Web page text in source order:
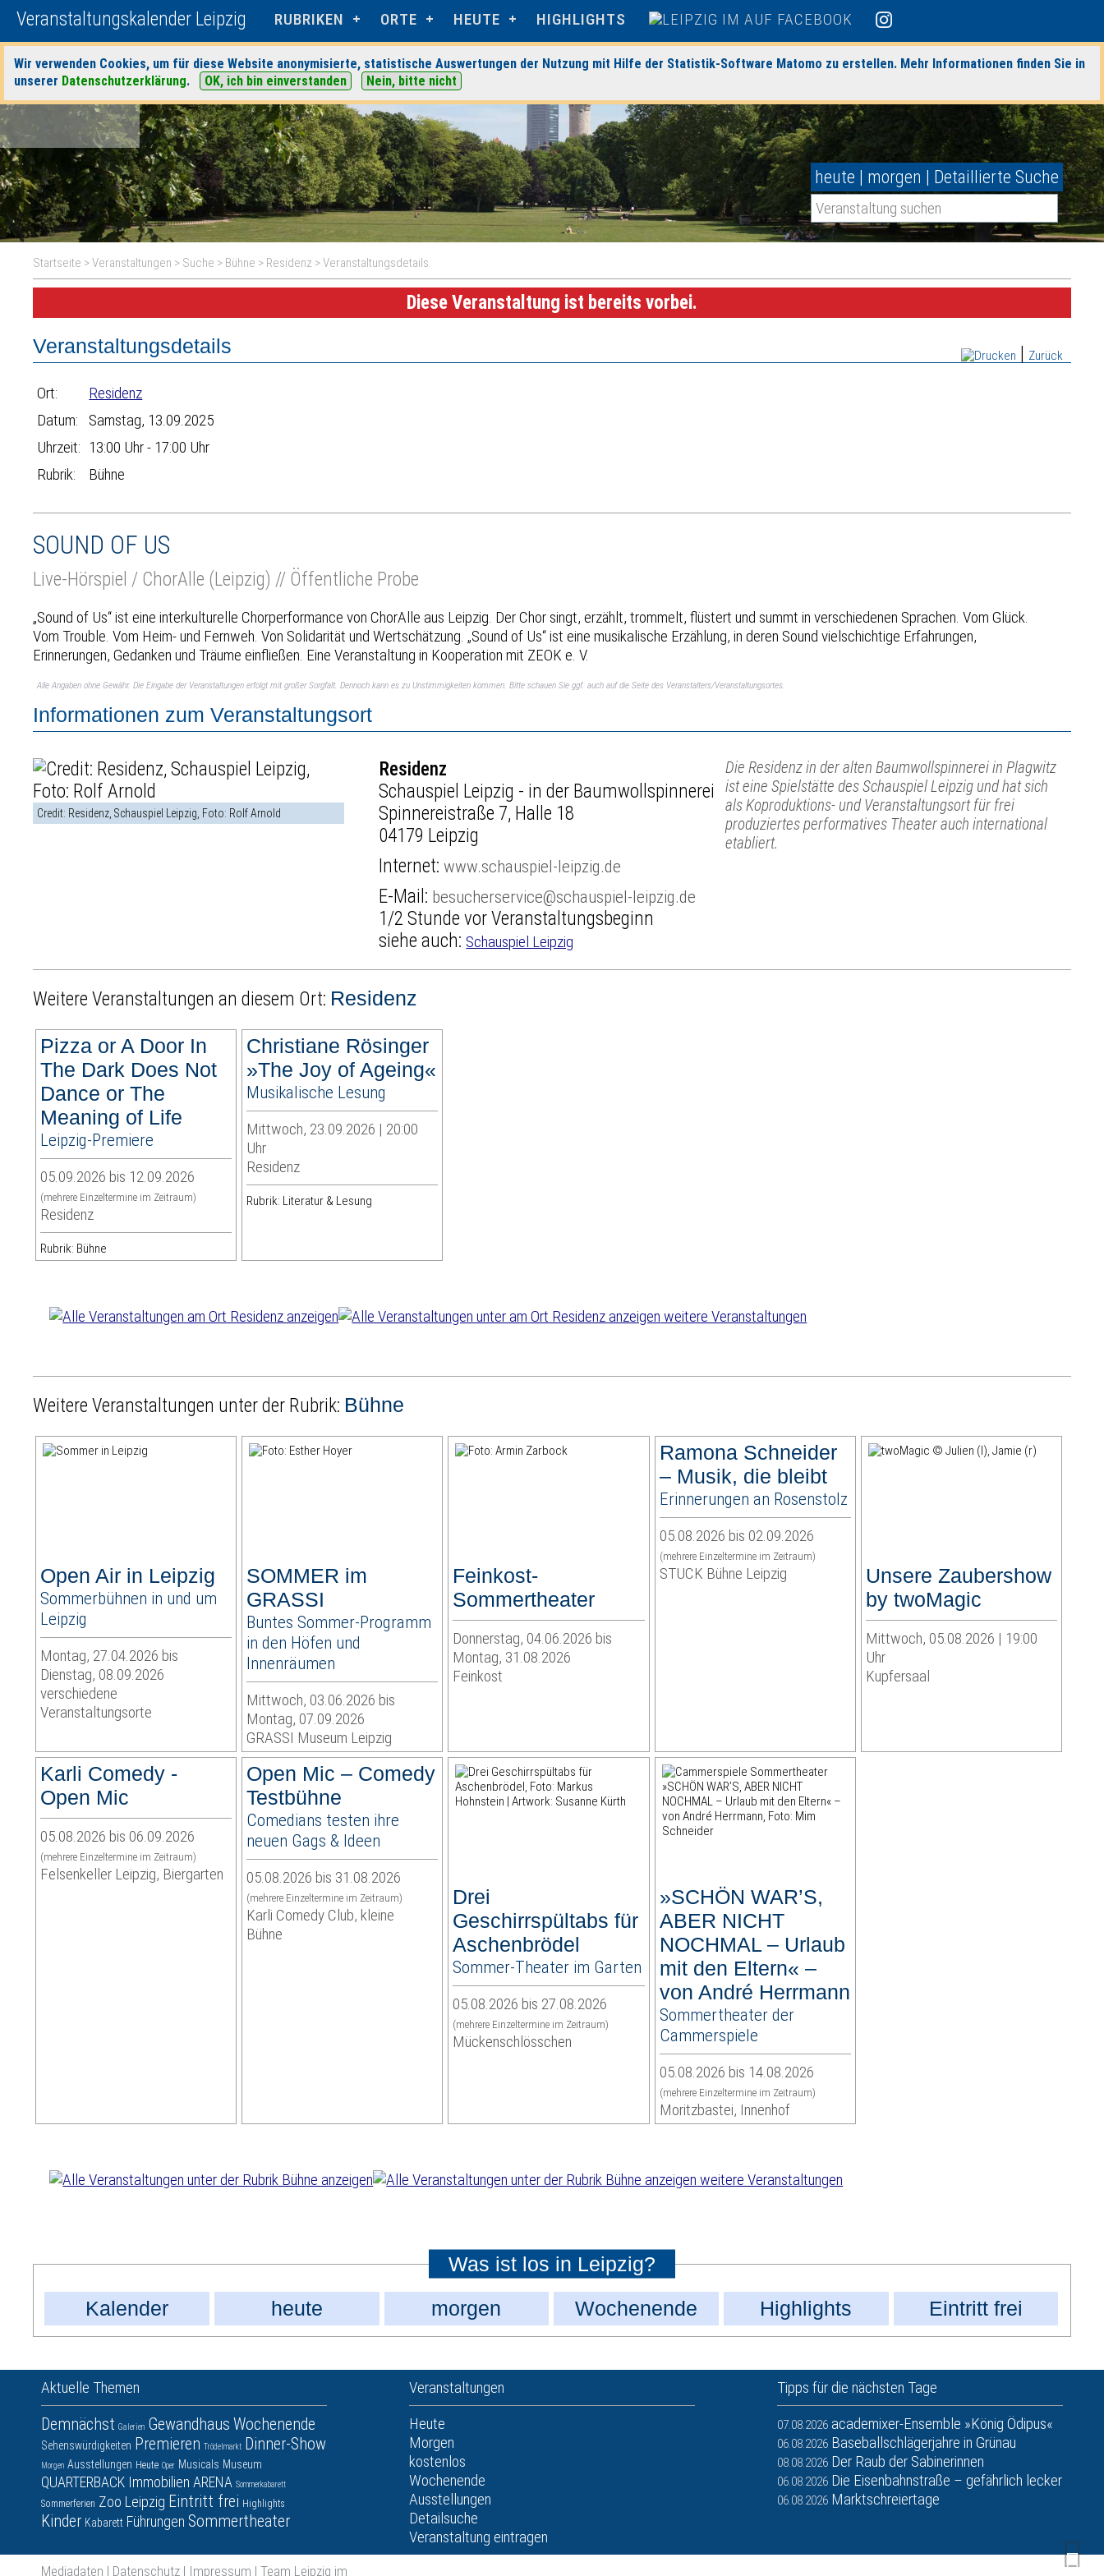
Veranstaltungskalender Leipzig RUBRIKEN ORTE HEUTE HIGHLIGHTS
Wir verwenden Cookies, um für diese Website anonymisierte, statistische Auswertungen der Nutzung mit Hilfe der Statistik-Software Matomo zu erstellen. Mehr Informationen finden Sie in
unserer Datenschutzerklärung. OK, ich bin einverstanden Nein, bitte nicht
heute | morgen | Detaillierte Suche
Startseite >Veranstaltungen > Suche > Bühne > Residenz > Veranstaltungsdetails
Diese Veranstaltung ist bereits vorbei.
Zurück
Veranstaltungsdetails
Ort:
Residenz
Datum:
Samstag, 13.09.2025
Uhrzeit: 13:00 Uhr - 17:00 Uhr
Rubrik:
Bühne
SOUND OF US
Live-Hörspiel / ChorAlle (Leipzig) // Öffentliche Probe
„Sound of Us“ ist eine interkulturelle Chorperformance von ChorAlle aus Leipzig. Der Chor singt, erzählt, trommelt, flüstert und summt in verschiedenen Sprachen. Vom Glück.
Vom Trouble. Vom Heim- und Fernweh. Von Solidarität und Wertschätzung. „Sound of Us“ ist eine musikalische Erzählung, in deren Sound vielschichtige Erfahrungen,
Erinnerungen, Gedanken und Träume einfließen. Eine Veranstaltung in Kooperation mit ZEOK e. V.
Alle Angaben ohne Gewähr. Die Eingabe der Veranstaltungen erfolgt mit großer Sorgfalt. Dennoch kann es zu Unstimmigkeiten kommen. Bitte schauen Sie ggf. auch auf die Seite des Veranstalters/Veranstaltungsortes.
Informationen zum Veranstaltungsort
Credit: Residenz, Schauspiel Leipzig, Foto: Rolf Arnold
Residenz
Schauspiel Leipzig - in der Baumwollspinnerei
Spinnereistraße 7, Halle 18
04179 Leipzig
Internet:www.schauspiel-leipzig.de
E-Mail: besucherservice@schauspiel-leipzig.de
1/2 Stunde vor Veranstaltungsbeginn
siehe auch: Schauspiel Leipzig
Die Residenz in der alten Baumwollspinnerei in Plagwitz
ist eine Spielstätte des Schauspiel Leipzig und hat sich
als Koproduktions- und Veranstaltungsort für frei
produziertes performatives Theater auch international
etabliert.
Weitere Veranstaltungen an diesem Ort: Residenz
Pizza or A Door In
The Dark Does Not
Dance or The
Meaning of Life
Leipzig-Premiere
05.09.2026 bis 12.09.2026
(mehrere Einzeltermine im Zeitraum)
Residenz
Rubrik: Bühne
Christiane Rösinger
»The Joy of Ageing«
Musikalische Lesung
Mittwoch, 23.09.2026 | 20:00
Uhr
Residenz
Rubrik: Literatur & Lesung
weitere Veranstaltungen
Weitere Veranstaltungen unter der Rubrik: Bühne
Open Air in Leipzig
Sommerbühnen in und um
Leipzig
Montag, 27.04.2026 bis
Dienstag, 08.09.2026
verschiedene
Veranstaltungsorte
SOMMER im
GRASSI
Buntes Sommer-Programm
in den Höfen und
Innenräumen
Mittwoch, 03.06.2026 bis
Montag, 07.09.2026
GRASSI Museum Leipzig
Feinkost-
Sommertheater
Donnerstag, 04.06.2026 bis
Montag, 31.08.2026
Feinkost
Ramona Schneider
– Musik, die bleibt
Erinnerungen an Rosenstolz
05.08.2026 bis 02.09.2026
(mehrere Einzeltermine im Zeitraum)
STUCK Bühne Leipzig
Unsere Zaubershow
by twoMagic
Mittwoch, 05.08.2026 | 19:00
Uhr
Kupfersaal
Karli Comedy -
Open Mic
05.08.2026 bis 06.09.2026
(mehrere Einzeltermine im Zeitraum)
Felsenkeller Leipzig, Biergarten
Open Mic – Comedy
Testbühne
Comedians testen ihre
neuen Gags & Ideen
05.08.2026 bis 31.08.2026
(mehrere Einzeltermine im Zeitraum)
Karli Comedy Club, kleine
Bühne
Drei
Geschirrspültabs für
Aschenbrödel
Sommer-Theater im Garten
05.08.2026 bis 27.08.2026
(mehrere Einzeltermine im Zeitraum)
Mückenschlösschen
»SCHÖN WAR’S,
ABER NICHT
NOCHMAL – Urlaub
mit den Eltern« –
von André Herrmann
Sommertheater der
Cammerspiele
05.08.2026 bis 14.08.2026
(mehrere Einzeltermine im Zeitraum)
Moritzbastei, Innenhof
weitere Veranstaltungen
Was ist los in Leipzig?
Kalender
heute morgen Wochenende Highlights Eintritt frei
Aktuelle Themen
Demnächst Galerien Gewandhaus Wochenende
Sehenswürdigkeiten Premieren Trödelmarkt Dinner-Show
Morgen Ausstellungen Heute Oper Musicals Museum
QUARTERBACK Immobilien ARENA Sommerkabarett
Sommerferien Zoo Leipzig Eintritt frei Highlights
Kinder Kabarett Führungen Sommertheater
Veranstaltungen
Heute
Morgen
kostenlos
Wochenende
Ausstellungen
Detailsuche
Veranstaltung eintragen
Tipps für die nächsten Tage
07.08.2026 academixer-Ensemble »König Ödipus«
06.08.2026 Baseballschlägerjahre in Grünau
08.08.2026 Der Raub der Sabinerinnen
06.08.2026 Die Eisenbahnstraße – gefährlich lecker
06.08.2026 Marktschreiertage
Mediadaten | Datenschutz | Impressum | Team Leipzig im